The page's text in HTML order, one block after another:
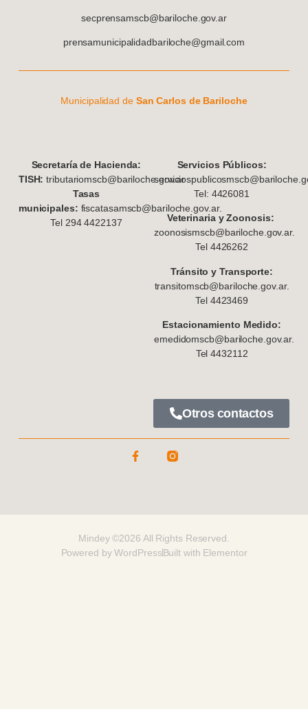
secprensamscb@bariloche.gov.ar
prensamunicipalidadbariloche@gmail.com
Municipalidad deSan Carlos de Bariloche
Secretaría de Hacienda:
TISH: tributariomscb@bariloche.gov.ar
Tasas
municipales: fiscatasamscb@bariloche.gov.ar.
Tel 294 4422137
Servicios Públicos:
Tel: 4426081
Veterinaria y Zoonosis:
zoonosismscb@bariloche.gov.ar.
Tel 4426262
Tránsito y Transporte:
transitomscb@bariloche.gov.ar.
Tel 4423469
Estacionamiento Medido:
emedidomscb@bariloche.gov.ar.
Tel 4432112
Otros contactos
Mindey ©2026 All Rights Reserved.
Powered by WordPressBuilt with Elementor